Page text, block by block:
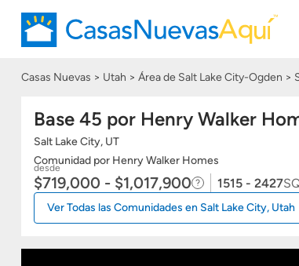
Casas Nuevas Utah Área de Salt Lake City-Ogden
Base 45 por Henry Walker
Salt Lake City, UT
Comunidad por Henry Walker Homes
desde
$719,000 - $1,017,900 1515 - 2427
Ver Todas las Comunidades en Salt Lake City, Utah